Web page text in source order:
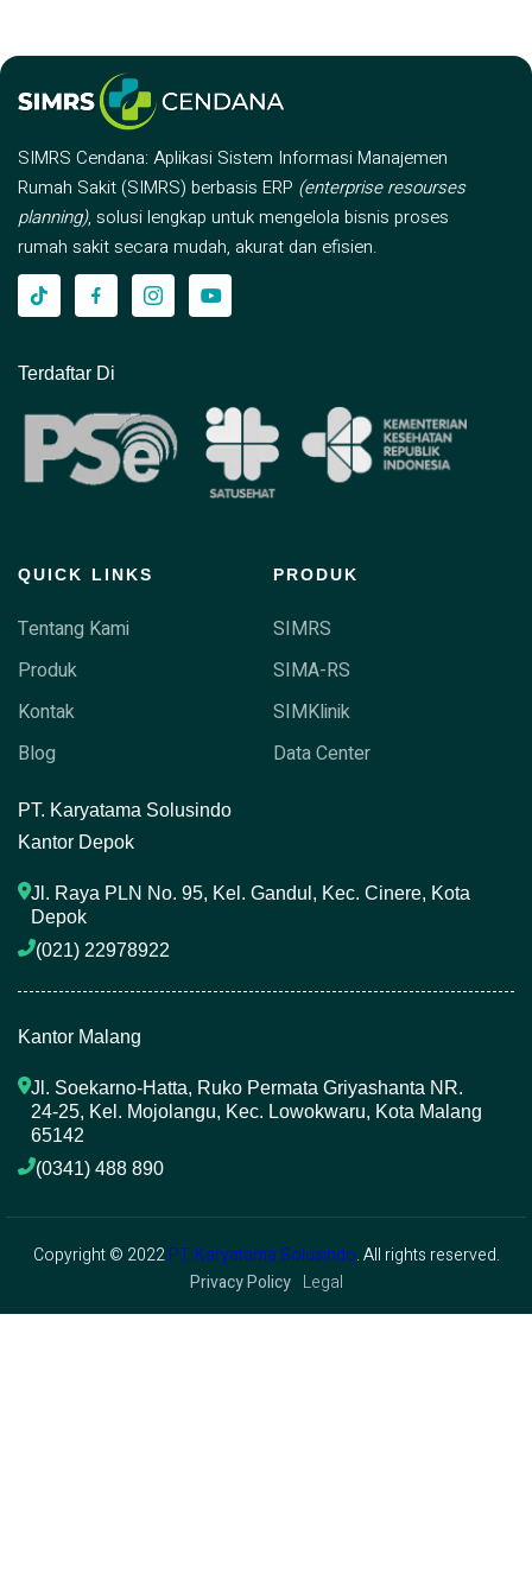
SIMRS Cendana: Aplikasi Sistem Informasi Manajemen
Rumah Sakit (SIMRS) berbasis ERP (enterprise resourses
planning), solusi lengkap untuk mengelola bisnis proses
rumah sakit secara mudah, akurat dan efisien.
Terdaftar Di
QUICK LINKS
Tentang Kami
Produk
Kontak
Blog
PRODUK
SIMRS
SIMA-RS
SIMKlinik
Data Center
PT. Karyatama Solusindo
Kantor Depok
Jl. Raya PLN No. 95, Kel. Gandul, Kec. Cinere, Kota
Depok
(021) 22978922
Kantor Malang
Jl. Soekarno-Hatta, Ruko Permata Griyashanta NR.
24-25, Kel. Mojolangu, Kec. Lowokwaru, Kota Malang
65142
(0341) 488 890
Copyright © 2022PT. Karyatama Solusindo. All rights reserved.
Privacy Policy Legal